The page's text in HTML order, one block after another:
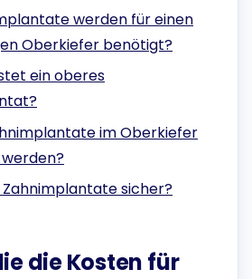
werden für einen
Oberkiefer benötigt?
ein oberes
im Oberkiefer
Zahnimplantate sicher?
die Kosten für